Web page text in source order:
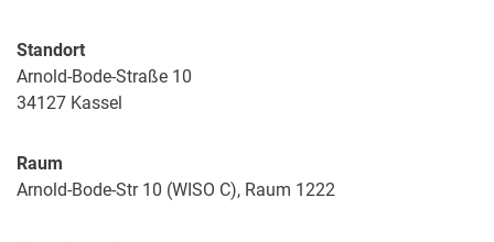
Standort
Arnold-Bode-Straße 10
34127 Kassel
Raum
Arnold-Bode-Str 10 (WISO C), Raum 1222